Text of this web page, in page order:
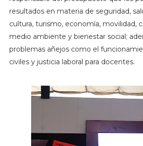
resultados en materia de seguridad,
cultura, turismo, economía, movilidad,
medio ambiente y bienestar social;
problemas añejos como el
civiles y justicia laboral para docentes.